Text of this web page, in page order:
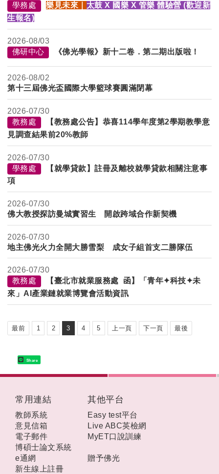
學務處
樂見未來｜ 太鼓 X 國樂 X 管樂 體驗營 (歡迎新
生報名)
2026-08/03
佛研中心
《佛光學報》新十二卷．第二期出版啦！
2026-08/02
第十三屆佛光盃國際大學籃球賽圓滿閉幕
2026-07/30
教務處
【教務處公告】恭喜114學年度第2學期教學意
見調查結果前20%教師
2026-07/30
學務處
【就學貸款】註冊及離校就學貸款相關注意事
項
2026-07/30
佛大教授探訪曼城實習生 開啟跨域合作新契機
2026-07/30
地主佛光火力全開大勝雪梨 成女子組首支二勝隊伍
2026-07/30
教務處
【臺北市就業服務處 函】「青年✦科技✦未
來」AI產業鏈就業博覽會活動資訊
最前 1 2 3 4 5 上一頁 下一頁 最後
Share
常用連結
教師系統
意見信箱
電子郵件
博碩士論文系統
e通網
新生線上註冊
其他平台
Easy test平台
Live ABC英檢網
MyET口說訓練
贈予佛光